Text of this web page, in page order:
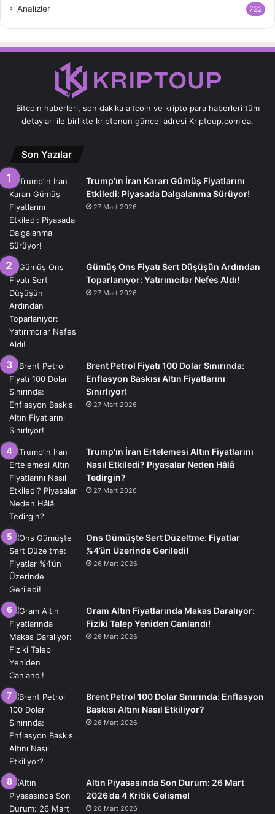
Analizler 722
Bitcoin haberleri, son dakika altcoin ve kripto para haberleri tüm
detayları ile birlikte kriptonun güncel adresi Kriptoup.com'da.
Son Yazılar
Trump’ın İran Kararı Gümüş Fiyatlarını
Etkiledi: Piyasada Dalgalanma Sürüyor!
27 Mart 2026
Gümüş Ons Fiyatı Sert Düşüşün Ardından
Toparlanıyor: Yatırımcılar Nefes Aldı!
27 Mart 2026
Brent Petrol Fiyatı 100 Dolar Sınırında:
Enflasyon Baskısı Altın Fiyatlarını
Sınırlıyor!
27 Mart 2026
Trump’ın İran Ertelemesi Altın Fiyatlarını
Nasıl Etkiledi? Piyasalar Neden Hâlâ
Tedirgin?
27 Mart 2026
Ons Gümüşte Sert Düzeltme: Fiyatlar
%4’ün Üzerinde Geriledi!
26 Mart 2026
Gram Altın Fiyatlarında Makas Daralıyor:
Fiziki Talep Yeniden Canlandı!
26 Mart 2026
Brent Petrol 100 Dolar Sınırında: Enflasyon
Baskısı Altını Nasıl Etkiliyor?
26 Mart 2026
Altın Piyasasında Son Durum: 26 Mart
2026’da 4 Kritik Gelişme!
26 Mart 2026